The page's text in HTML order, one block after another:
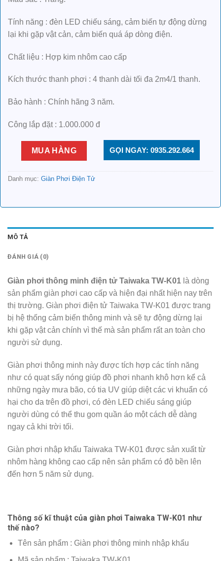
Tính năng : đèn LED chiếu sáng, cảm biến tự động dừng
lại khi gặp vật cản, cảm biến quá áp dòng điện.
Chất liệu : Hợp kim nhôm cao cấp
Kích thước thanh phơi : 4 thanh dài tối đa 2m4/1 thanh.
Bảo hành : Chính hãng 3 năm.
Công lắp đặt : 1.000.000 đ
MUA HÀNG GỌI NGAY: 0935.292.664
Danh mục: Giàn Phơi Điện Tử
MÔ TẢ
ĐÁNH GIÁ (0)
Giàn phơi thông minh điện tử Taiwaka TW-K01 là dòng
sản phẩm giàn phơi cao cấp và hiện đại nhất hiện nay trên
thị trường. Giàn phơi điện tử Taiwaka TW-K01 được trang
bị hệ thống cảm biến thông minh và sẽ tự động dừng lại
khi gặp vật cản chính vì thế mà sản phẩm rất an toàn cho
người sử dụng.
Giàn phơi thông minh này được tích hợp các tính năng
như có quạt sấy nóng giúp đồ phơi nhanh khô hơn kể cả
những ngày mưa bão, có tia UV giúp diệt các vi khuẩn có
hại cho da trên đồ phơi, có đèn LED chiếu sáng giúp
người dùng có thể thu gom quần áo một cách dễ dàng
ngay cả khi trời tối.
Giàn phơi nhập khẩu Taiwaka TW-K01 được sản xuất từ
nhôm hàng không cao cấp nên sản phẩm có độ bền lên
đến hơn 5 năm sử dụng.
Thông số kĩ thuật của giàn phơi Taiwaka TW-K01 như
thế nào?
Tên sản phẩm : Giàn phơi thông minh nhập khẩu